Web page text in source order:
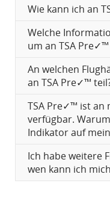
Wie kann ich an
Welche
um an TSA
An welchen
an TSA Pre✓™
TSA Pre✓™ ist an
verfügbar.
Indikator auf
Ich habe weitere
wen kann ich